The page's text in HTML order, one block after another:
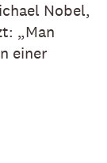
Nobel,
„Man
einer